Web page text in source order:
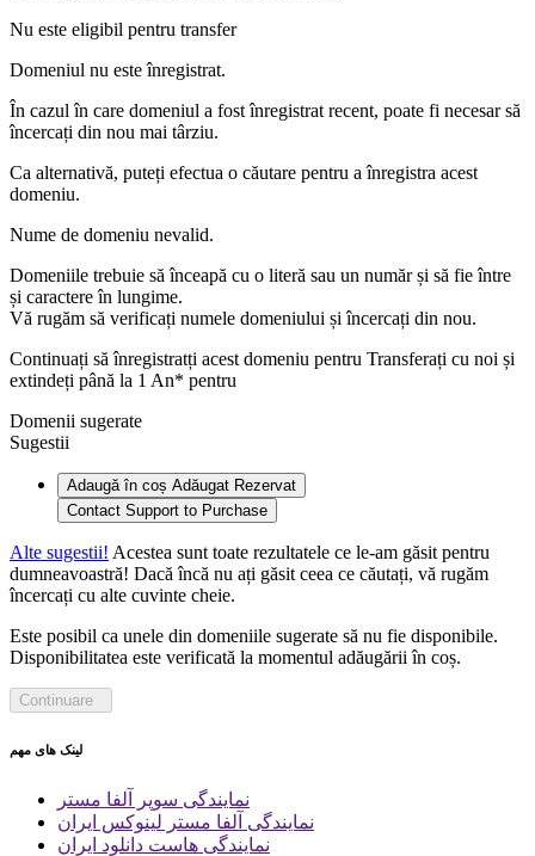
Nu este eligibil pentru transfer
Domeniul nu este înregistrat.
În cazul în care domeniul a fost înregistrat recent, poate fi necesar să
încercați din nou mai târziu.
Ca alternativă, puteți efectua o căutare pentru a înregistra acest
domeniu.
Nume de domeniu nevalid.
Domeniile trebuie să înceapă cu o literă sau un numărși să fie între
și caractere în lungime.
Vă rugăm să verificați numele domeniului și încercați din nou.
Continuați să înregistratți acest domeniu pentru Transferați cu noi și
extindeți până la 1 An* pentru
Domenii sugerate
Sugestii
Adaugă în coș Adăugat Rezervat
Contact Support to Purchase
Alte sugestii! Acestea sunt toate rezultatele ce le-am găsit pentru
dumneavoastră! Dacă încă nu ați găsit ceea ce căutați, vă rugăm
încercați cu alte cuvinte cheie.
Este posibil ca unele din domeniile sugerate să nu fie disponibile.
Disponibilitatea este verificată la momentul adăugării în coș.
لینک های مهم
نمایندگی سوپر آلفا مستر
نمایندگی آلفا مستر لینوکس ایران
نمایندگی هاست دانلود ایران